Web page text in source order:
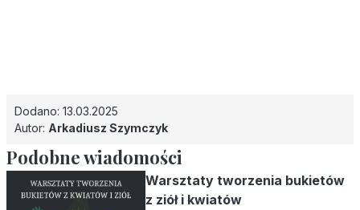
Dodano: 13.03.2025
Autor: Arkadiusz Szymczyk
Podobne wiadomości
Warsztaty tworzenia bukietów
z ziół i kwiatów